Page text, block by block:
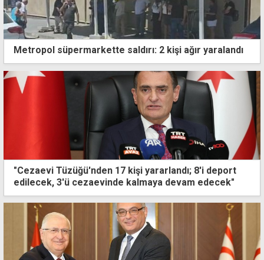
Metropol süpermarkette saldırı: 2 kişi ağır yaralandı
"Cezaevi Tüzüğü'nden 17 kişi yararlandı; 8'i deport
edilecek, 3'ü cezaevinde kalmaya devam edecek"